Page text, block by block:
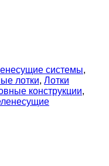
системы,
лотки, Лотки
конструкции,